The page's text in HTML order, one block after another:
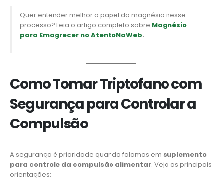
Quer entender melhor o papel do magnésio nesse
processo? Leia o artigo completo sobre Magnésio
para Emagrecer no AtentoNaWeb.
Como Tomar Triptofano com
Segurança para Controlar a
Compulsão
A segurança é prioridade quando falamos em suplemento
para controle da compulsão alimentar. Veja as principais
orientações: